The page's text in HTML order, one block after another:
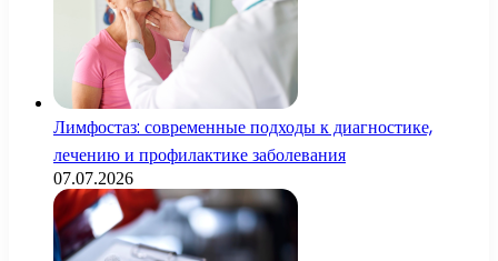
Лимфостаз: современные подходы к диагностике,
лечению и профилактике заболевания
07.07.2026